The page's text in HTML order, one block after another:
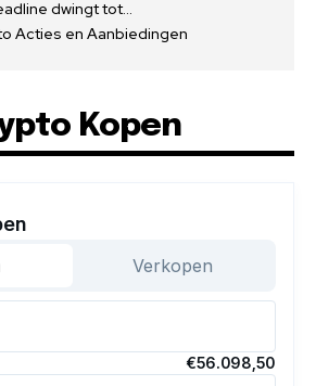
dwingt tot…
Acties en Aanbiedingen
Kopen